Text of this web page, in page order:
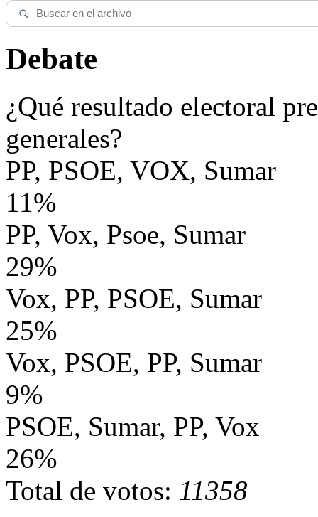
Debate
¿Qué resultado electoral
generales?
PP, PSOE, VOX, Sumar
11%
PP, Vox, Psoe, Sumar
29%
Vox, PP, PSOE, Sumar
25%
Vox, PSOE, PP, Sumar
9%
PSOE, Sumar, PP, Vox
26%
Total de votos: 11358